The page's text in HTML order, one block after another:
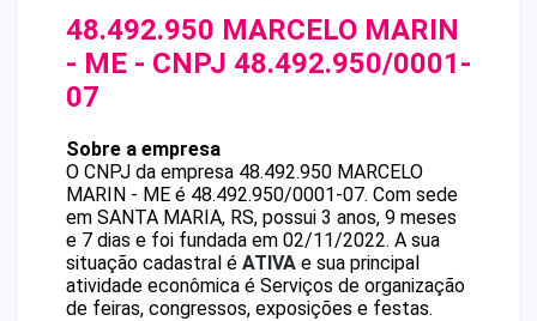
48.492.950 MARCELO MARIN
- ME - CNPJ 48.492.950/0001-
07
Sobre a empresa
O CNPJ da empresa 48.492.950 MARCELO
MARIN - ME é 48.492.950/0001-07. Com sede
em SANTA MARIA, RS, possui 3 anos, 9 meses
e 7 dias e foi fundada em 02/11/2022. A sua
situação cadastral é ATIVA e sua principal
atividade econômica é Serviços de organização
de feiras, congressos, exposições e festas.